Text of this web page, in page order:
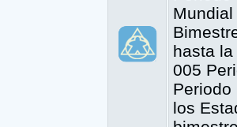
hasta
005
Periodo
los